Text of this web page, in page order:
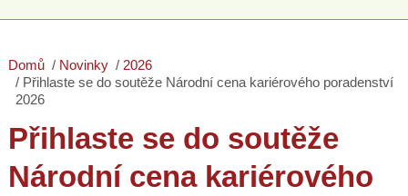
Domů Novinky
2026
Přihlaste se do soutěže Národní cena kariérového poradenství
2026
Přihlaste se do soutěže
Národní cena kariérového